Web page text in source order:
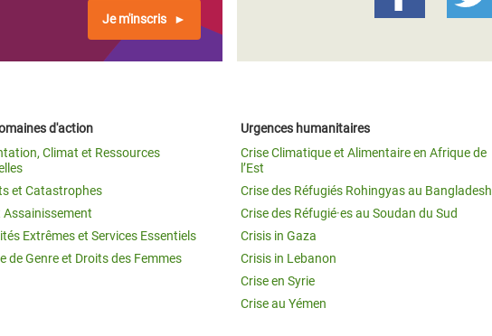
Je m'inscris
d'action
Climat et Ressources
et Catastrophes
Assainissement
Extrêmes et Services Essentiels
de Genre et Droits des Femmes
Urgences humanitaires
Crise Climatique et Alimentaire en Afrique de
l’Est
Crise des Réfugiés Rohingyas au Bangladesh
Crise des Réfugié·es au Soudan du Sud
Crisis in Gaza
Crisis in Lebanon
Crise en Syrie
Crise au Yémen